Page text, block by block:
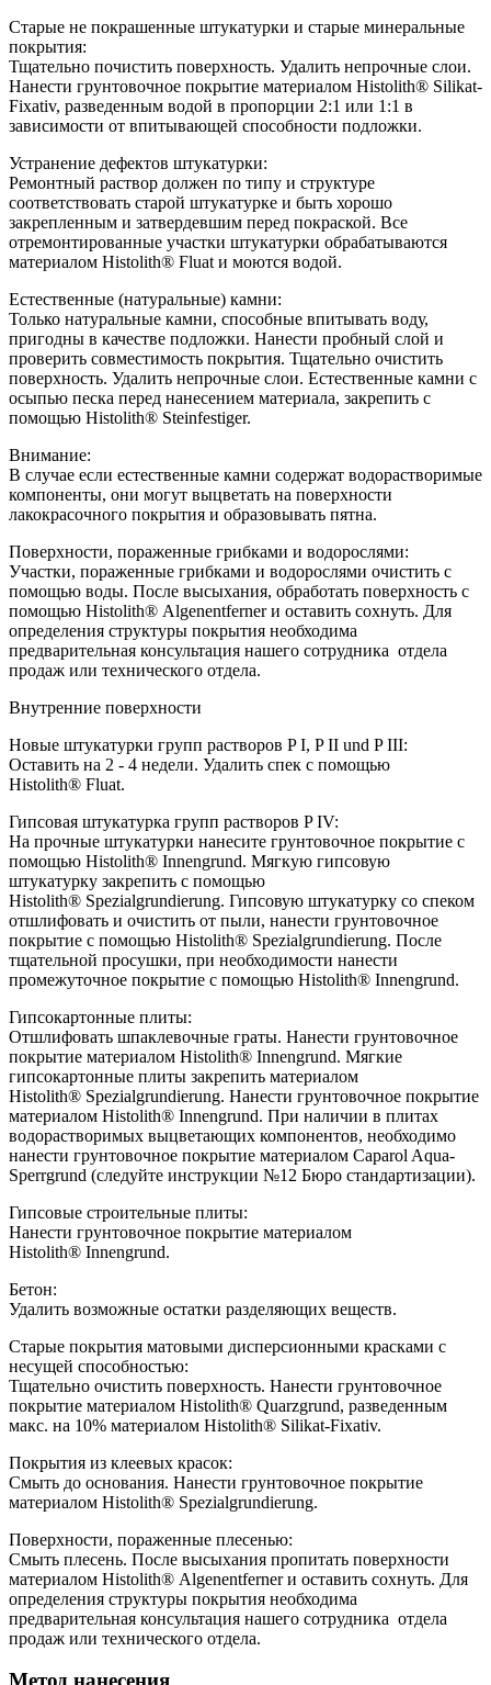
Старые не покрашенные штукатурки и старые минеральные
покрытия:
Тщательно почистить поверхность. Удалить непрочные слои.
Нанести грунтовочное покрытие материалом Histolith® Silikat-
Fixativ, разведенным водой в пропорции 2:1 или 1:1 в
зависимости от впитывающей способности подложки.
Устранение дефектов штукатурки:
Ремонтный раствор должен по типу и структуре
соответствовать старой штукатурке и быть хорошо
закрепленным и затвердевшим перед покраской. Все
отремонтированные участки штукатурки обрабатываются
материалом Histolith® Fluat и моются водой.
Естественные (натуральные) камни:
Только натуральные камни, способные впитывать воду,
пригодны в качестве подложки. Нанести пробный слой и
проверить совместимость покрытия. Тщательно очистить
поверхность. Удалить непрочные слои. Естественные камни с
осыпью песка перед нанесением материала, закрепить с
помощью Histolith® Steinfestiger.
Внимание:
В случае если естественные камни содержат водорастворимые
компоненты, они могут выцветать на поверхности
лакокрасочного покрытия и образовывать пятна.
Поверхности, пораженные грибками и водорослями:
Участки, пораженные грибками и водорослями очистить с
помощью воды. После высыхания, обработать поверхность с
помощью Histolith® Algenentferner и оставить сохнуть. Для
определения структуры покрытия необходима
предварительная консультация нашего сотрудника отдела
продаж или технического отдела.
Внутренние поверхности
Новые штукатурки групп растворов P I, P II und P III:
Оставить на 2 - 4 недели. Удалить спек с помощью
Histolith® Fluat.
Гипсовая штукатурка групп растворов P IV:
На прочные штукатурки нанесите грунтовочное покрытие с
помощью Histolith® Innengrund. Мягкую гипсовую
штукатурку закрепить с помощью
Histolith® Spezialgrundierung. Гипсовую штукатурку со спеком
отшлифовать и очистить от пыли, нанести грунтовочное
покрытие с помощью Histolith® Spezialgrundierung. После
тщательной просушки, при необходимости нанести
промежуточное покрытие с помощью Histolith® Innengrund.
Гипсокартонные плиты:
Отшлифовать шпаклевочные граты. Нанести грунтовочное
покрытие материалом Histolith® Innengrund. Мягкие
гипсокартонные плиты закрепить материалом
Histolith® Spezialgrundierung. Нанести грунтовочное покрытие
материалом Histolith® Innengrund. При наличии в плитах
водорастворимых выцветающих компонентов, необходимо
нанести грунтовочное покрытие материалом Caparol Aqua-
Sperrgrund (следуйте инструкции №12 Бюро стандартизации).
Гипсовые строительные плиты:
Нанести грунтовочное покрытие материалом
Histolith® Innengrund.
Бетон:
Удалить возможные остатки разделяющих веществ.
Старые покрытия матовыми дисперсионными красками с
несущей способностью:
Тщательно очистить поверхность. Нанести грунтовочное
покрытие материалом Histolith® Quarzgrund, разведенным
макс. на 10% материалом Histolith® Silikat-Fixativ.
Покрытия из клеевых красок:
Смыть до основания. Нанести грунтовочное покрытие
материалом Histolith® Spezialgrundierung.
Поверхности, пораженные плесенью:
Смыть плесень. После высыхания пропитать поверхности
материалом Histolith® Algenentferner и оставить сохнуть. Для
определения структуры покрытия необходима
предварительная консультация нашего сотрудника отдела
продаж или технического отдела.
Метод нанесения